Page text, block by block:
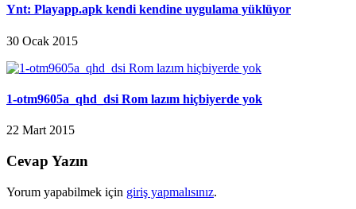
Ynt: Playapp.apk kendi kendine uygulama yüklüyor
30 Ocak 2015
1-otm9605a_qhd_dsi Rom lazım hiçbiyerde yok
22 Mart 2015
Cevap Yazın
Yorum yapabilmek için giriş yapmalısınız.